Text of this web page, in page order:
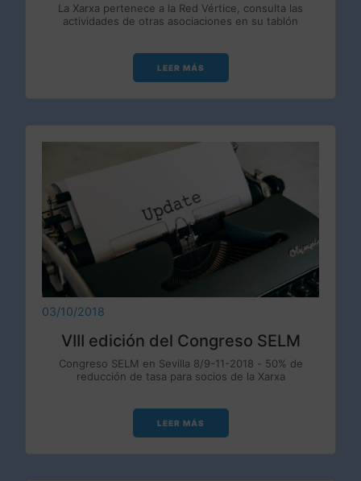
La Xarxa pertenece a la Red Vértice, consulta las
actividades de otras asociaciones en su tablón
LEER MÁS
03/10/2018
VIII edición del Congreso SELM
Congreso SELM en Sevilla 8/9-11-2018 - 50% de
reducción de tasa para socios de la Xarxa
LEER MÁS